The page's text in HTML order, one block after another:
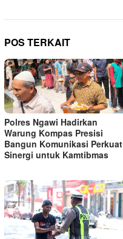
POS TERKAIT
Polres Ngawi Hadirkan
Warung Kompas Presisi
Bangun Komunikasi Perkuat
Sinergi untuk Kamtibmas